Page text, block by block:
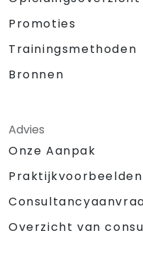
Promoties
Trainingsmethoden
Bronnen
Advies
Onze Aanpak
Praktijkvoorbeelden
Overzicht van